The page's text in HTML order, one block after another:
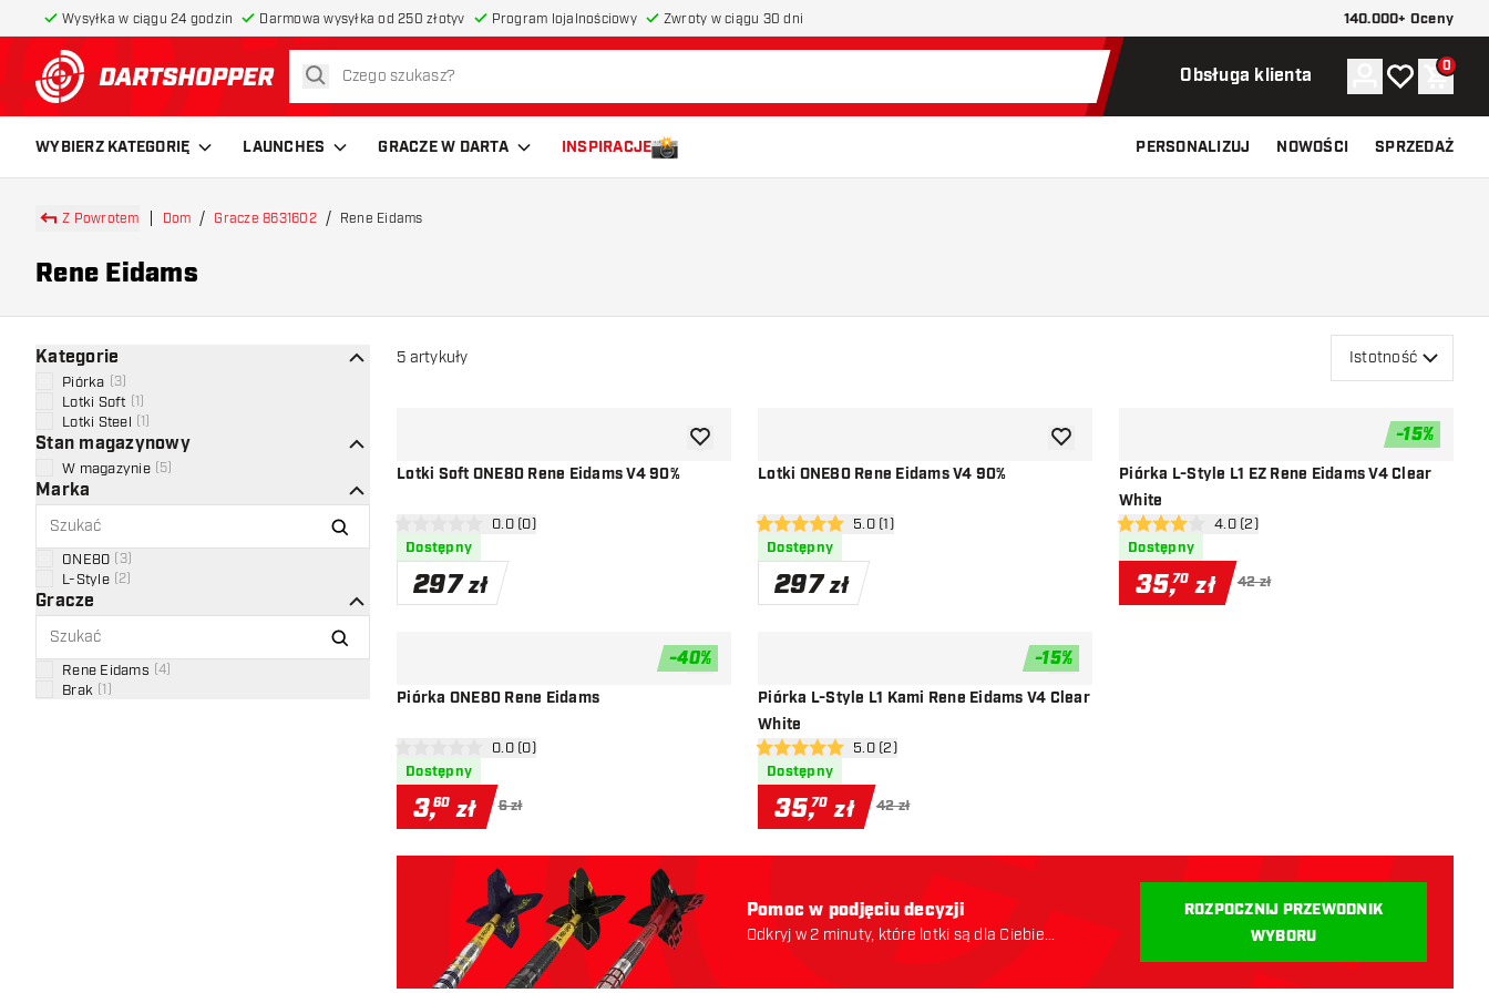
Wysyłka w ciągu 24 godzin Darmowa wysyłka od 250 złotyv Program lojalnościowy Zwroty w ciągu 30 dni 140.000+ Oceny
powrót do strony głównej
szukaj Obsługa klienta Konto
Moja listaKoszyk
0
WYBIERZ KATEGORIĘ LAUNCHES GRACZE W DARTA INSPIRACJE PERSONALIZUJ NOWOŚCI SPRZEDAŻ
Z Powrotem Dom Gracze 8631602 Rene Eidams
Rene Eidams
Kategorie
Piórka 3
Lotki Soft 1
Lotki Steel 1
Stan magazynowy
W magazynie 5
Marka
ONE80 3)
L-Style 2
Gracze
Rene Eidams 4
Brak 1
5 artykuły Istotność
Lotki Soft ONE80 Rene Eidams V4 90%
otwórz panel recenzji
0 gwiazdki oceny0.0 (0)
Dostępny
297 zł
dodaj do listy życzeń
Lotki ONE80 Rene Eidams V4 90%
otwórz panel recenzji
5 gwiazdki oceny5.0 (1)
Dostępny
297 zł
dodaj do listy życzeń
-15%
Piórka L-Style L1 EZ Rene Eidams V4 Clear
White
otwórz panel recenzji
4 gwiazdki oceny4.0 (2)
Dostępny
35,70 zł 42 zł
dodaj do
-40%
Piórka ONE80 Rene Eidams
otwórz panel recenzji
0 gwiazdki oceny0.0 (0)
Dostępny
3,60 zł 6 zł
dodaj do listy życzeń
-15%
Piórka L-Style L1 Kami Rene Eidams V4 Clear
White
otwórz panel recenzji
5 gwiazdki oceny5.0 (2)
Dostępny
35,70 zł 42 zł
dodaj do listy życzeń
Pomoc w podjęciu decyzji
Odkryj w 2 minuty, które lotki są dla Ciebie
ROZPOCZNIJ PRZEWODNIK
WYBORU